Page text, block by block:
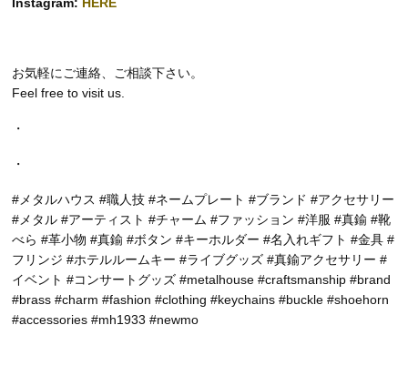
お気軽にご連絡、ご相談下さい。
Feel free to visit us.
・
・
#メタルハウス #職人技 #ネームプレート #ブランド #アクセサリー
#メタル #アーティスト #チャーム #ファッション #洋服 #真鍮 #靴
べら #革小物 #真鍮 #ボタン #キーホルダー #名入れギフト #金具 #
フリンジ #ホテルルームキー #ライブグッズ #真鍮アクセサリー #
イベント #コンサートグッズ #metalhouse #craftsmanship #brand
#brass #charm #fashion #clothing #keychains #buckle #shoehorn
#accessories #mh1933 #newmo